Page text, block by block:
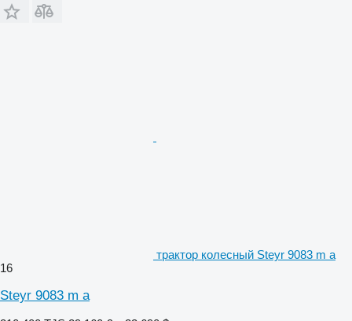
трактор колесный Steyr 9083 m a
16
Steyr 9083 m a